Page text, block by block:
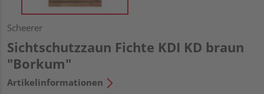
Scheerer
Sichtschutzzaun Fichte KDI KD braun
"Borkum"
Artikelinformationen